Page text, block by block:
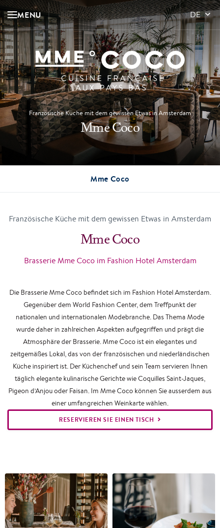
MENU DE
Französische Küche mit dem gewissen Etwas in Amsterdam
Mme Coco
Mme Coco
Französische Küche mit dem gewissen Etwas in Amsterdam
Mme Coco
Brasserie Mme Coco im Fashion Hotel Amsterdam
Die Brasserie Mme Coco befindet sich im Fashion Hotel Amsterdam.
Gegenüber dem World Fashion Center, dem Treffpunkt der
nationalen und internationalen Modebranche. Das Thema Mode
wurde daher in zahlreichen Aspekten aufgegriffen und prägt die
Atmosphäre der Brasserie. Mme Coco ist ein elegantes und
zeitgemäßes Lokal, das von der französischen und niederländischen
Küche inspiriert ist. Der Küchenchef und sein Team servieren Ihnen
täglich elegante kulinarische Gerichte wie Coquilles Saint-Jaques,
Pigeon d’Anjou oder Faisan. Im Mme Coco können Sie ausserdem aus
einer umfangreichen Weinkarte wählen.
RESERVIEREN SIE EINEN TISCH